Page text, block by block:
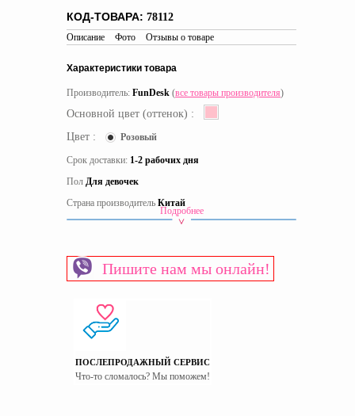
КОД-ТОВАРА: 78112
Описание Фото Отзывы о товаре
Характеристики товара
Производитель: FunDesk (все товары производителя)
Основной цвет (оттенок) :
Цвет :
Розовый
Срок доставки: 1-2 рабочих дня
Пол Для девочек
Страна производитель Китай
Подробнее
Пишите нам мы онлайн!
ПОСЛЕПРОДАЖНЫЙ СЕРВИС
Что-то сломалось? Мы поможем!